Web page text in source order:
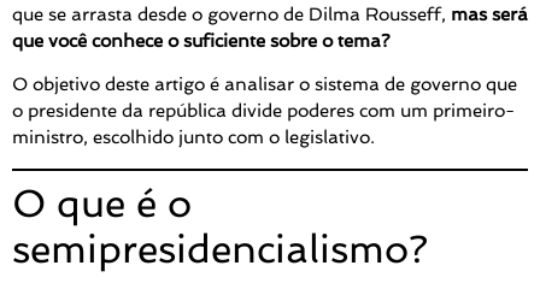
que se arrasta desde o governo de Dilma Rousseff, mas será
que você conhece o suficiente sobre o tema?
O objetivo deste artigo é analisar o sistema de governo que
o presidente da república divide poderes com um primeiro-
ministro, escolhido junto com o legislativo.
O que é o
semipresidencialismo?